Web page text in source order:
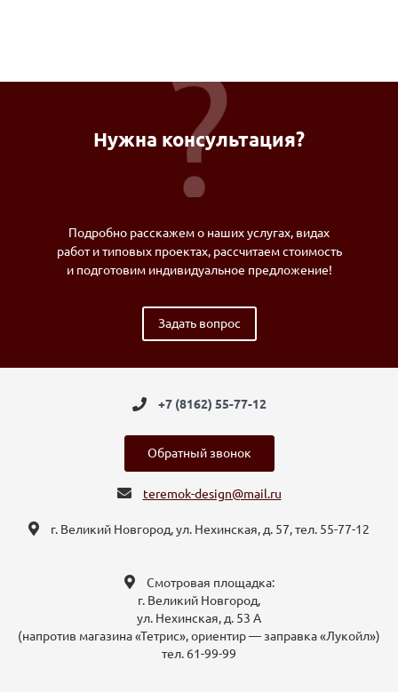
Нужна консультация?
Подробно расскажем о наших услугах, видах
работ и типовых проектах, рассчитаем стоимость
и подготовим индивидуальное предложение!
Задать вопрос
+7 (8162) 55-77-12
Обратный звонок
teremok-design@mail.ru
г. Великий Новгород, ул. Нехинская, д. 57, тел. 55-77-12
Смотровая площадка:
г. Великий Новгород,
ул. Нехинская, д. 53 А
(напротив магазина «Тетрис», ориентир — заправка «Лукойл»)
тел. 61-99-99